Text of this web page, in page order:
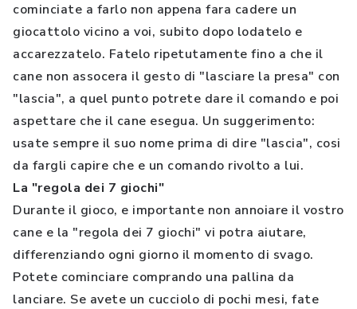
cominciate a farlo non appena fara cadere un
giocattolo vicino a voi, subito dopo lodatelo e
accarezzatelo. Fatelo ripetutamente fino a che il
cane non assocera il gesto di "lasciare la presa" con
"lascia", a quel punto potrete dare il comando e poi
aspettare che il cane esegua. Un suggerimento:
usate sempre il suo nome prima di dire "lascia", cosi
da fargli capire che e un comando rivolto a lui.
La "regola dei 7 giochi"
Durante il gioco, e importante non annoiare il vostro
cane e la "regola dei 7 giochi" vi potra aiutare,
differenziando ogni giorno il momento di svago.
Potete cominciare comprando una pallina da
lanciare. Se avete un cucciolo di pochi mesi, fate